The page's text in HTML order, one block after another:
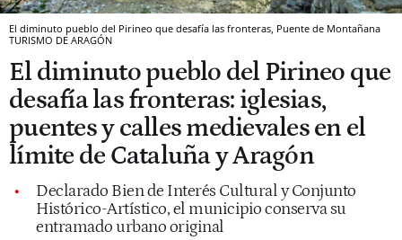
El diminuto pueblo del Pirineo que desafía las fronteras, Puente de Montañana
TURISMO DE ARAGÓN
El diminuto pueblo del Pirineo que
desafía las fronteras: iglesias,
puentes y calles medievales en el
límite de Cataluña y Aragón
Declarado Bien de Interés Cultural y Conjunto
Histórico-Artístico, el municipio conserva su
entramado urbano original